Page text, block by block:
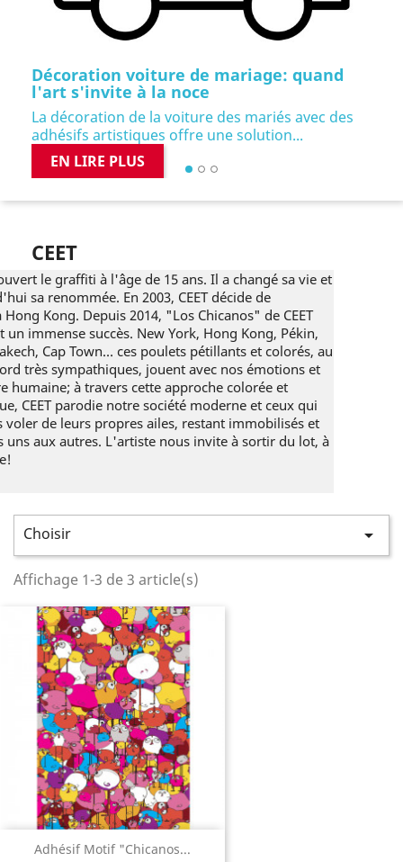
Décoration voiture de mariage: quand
l'art s'invite à la noce
La décoration de la voiture des mariés avec des
adhésifs artistiques offre une solution...
EN LIRE PLUS
CEET
le graffiti à l'âge de 15 ans. Il a changé sa vie et
sa renommée. En 2003, CEET décide de
Kong. Depuis 2014, "Los Chicanos" de CEET
un immense succès. New York, Hong Kong, Pékin,
Cap Town… ces poulets pétillants et colorés, au
très sympathiques, jouent avec nos émotions et
humaine; à travers cette approche colorée et
CEET parodie notre société moderne et ceux qui
voler de leurs propres ailes, restant immobilisés et
uns aux autres. L'artiste nous invite à sortir du lot, à
Choisir 
Affichage 1-3 de 3 article(s)
Adhésif Motif "Chicanos...